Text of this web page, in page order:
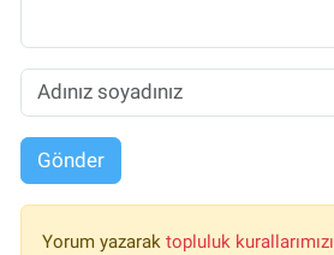
Gönder
Yorum yazarak topluluk kurallarımızı